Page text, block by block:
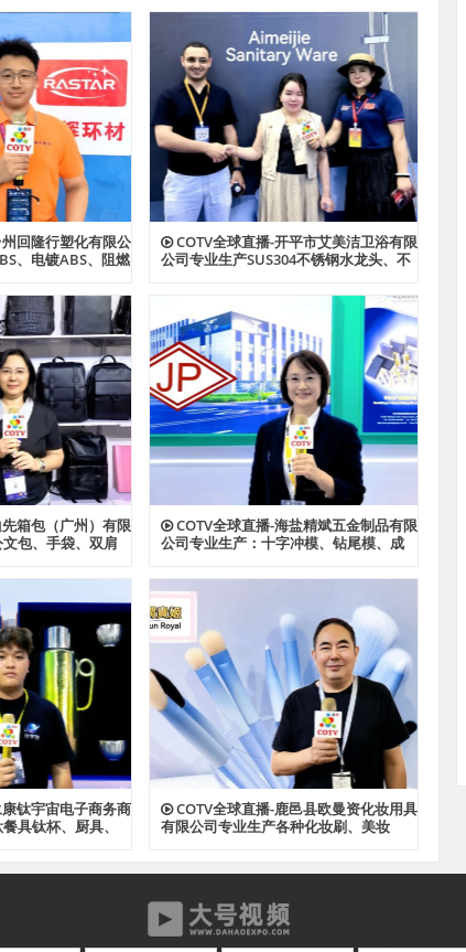
帐篷系列产品；
款式多样，源头
！
+清洁球、刷洗块、清洁抺布等清洁用
品，欢迎大家光临！
回隆行塑化有限公
、电镀ABS、阻燃
、HIPS系列等创新
大家光临！
COTV全球直播-开平市艾美洁卫浴有限
公司专业生产SUS304不锈钢水龙头、不
房面盆龙头、抽拉水龙头、过滤净水龙
头以及洗脸盆等系列洁具产品、源头工
厂，欢迎大家光临！
箱包（广州）有限
包、手袋、双肩
产品，欢迎大家
COTV全球直播-海盐精斌五金制品有限
公司专业生产：十字冲模、钻尾模、成
处理与表面氮化处理系列产品，设计创
新、匠心制造、款式多样，源头工厂，
欢迎大家光临！
钛宇宙电子商务商
具钛杯、厨具、
COTV全球直播-鹿邑县欧曼资化妆用具
有限公司专业生产各种化妆刷、美妆